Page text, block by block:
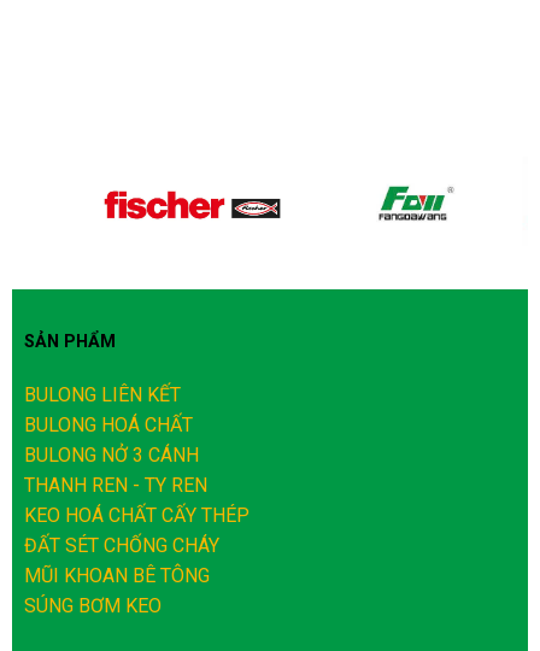
SẢN PHẨM
BULONG LIÊN KẾT
BULONG HOÁ CHẤT
BULONG NỞ 3 CÁNH
THANH REN - TY REN
KEO HOÁ CHẤT CẤY THÉP
ĐẤT SÉT CHỐNG CHÁY
MŨI KHOAN BÊ TÔNG
SÚNG BƠM KEO